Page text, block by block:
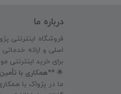
درباره ما
فروشگاه اینترنتی
اصلی و ارائه
برای خرید
🌟 **همکاری با
ما در پژواک با